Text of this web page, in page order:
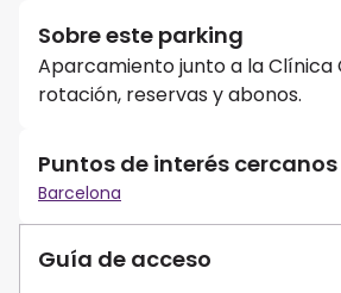
Sobre este parking
Aparcamiento junto a la Clínica
rotación, reservas y abonos.
Puntos de interés cercanos
Barcelona
Guía de acceso